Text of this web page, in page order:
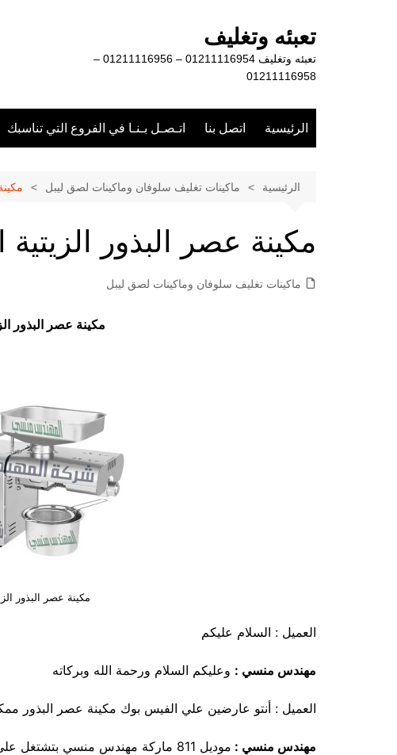
تعبئه وتغليف
تعبئه وتغليف 01211116954 – 01211116956 –
01211116958
الرئيسية اتصل بنا اتـصـل بـنـا في الفروع التي تناسبك
الرئيسية ماكينات تغليف سلوفان وماكينات لصق ليبل
مكينة عصر البذور الزيتية
ماكينات تغليف سلوفان وماكينات لصق ليبل
مكينة عصر البذور
مكينة عصر البذور
العميل : السلام عليكم
مهندس منسي : وعليكم السلام ورحمة الله وبركاته
العميل : أنتو عارضين علي الفيس بوك مكينة عصر البذور
مهندس منسي : موديل 811 ماركة مهندس منسي بتشتغل علي كهرباء المنزل